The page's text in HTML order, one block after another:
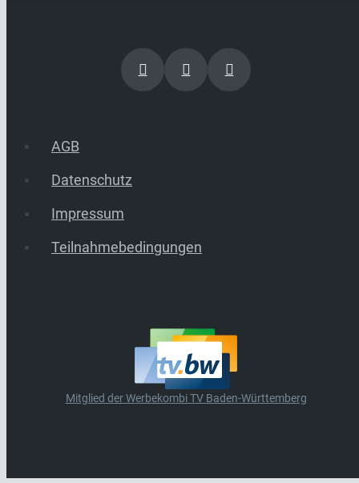
AGB
Datenschutz
Impressum
Teilnahmebedingungen
Mitglied der Werbekombi TV Baden-Württemberg